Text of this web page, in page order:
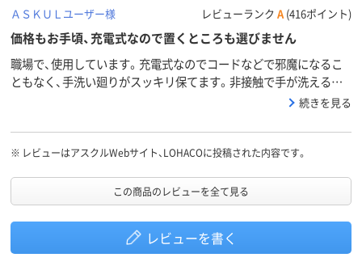
ＡＳＫＵＬユーザー様
レビューランク A (416ポイント)
価格もお手頃、充電式なので置くところも選びません
職場で、使用しています。充電式なのでコードなどで邪魔になるこ
ともなく、手洗い廻りがスッキリ保てます。非接触で手が洗えるの
続きを見る
※ レビューはアスクルWebサイト、LOHACOに投稿された内容です。
この商品のレビューを全て見る
レビューを書く